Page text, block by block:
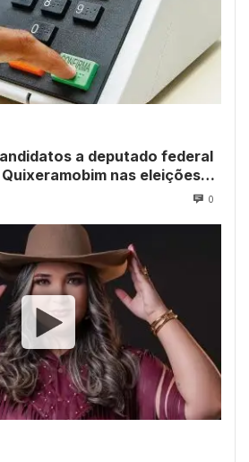
a deputado federal
nas eleições
0